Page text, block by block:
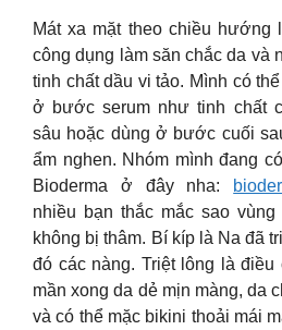
Mát xa mặt theo chiều hướng
công dụng làm săn chắc da và
tinh chất dầu vi tảo. Mình có
ở bước serum như tinh chất
sâu hoặc dùng ở bước cuối
ẩm nghen. Nhóm mình đang
Bioderma ở đây nha:
nhiều bạn thắc mắc sao
không bị thâm. Bí kíp là Na đã
đó các nàng. Triệt lông là
mần xong da dẻ mịn màng, da
và có thể mặc bikini thoải mái